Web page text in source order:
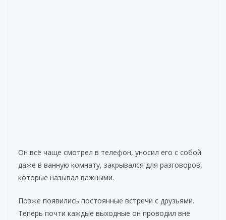
Он всё чаще смотрел в телефон, уносил его с собой
даже в ванную комнату, закрывался для разговоров,
которые называл важными.
Позже появились постоянные встречи с друзьями.
Теперь почти каждые выходные он проводил вне